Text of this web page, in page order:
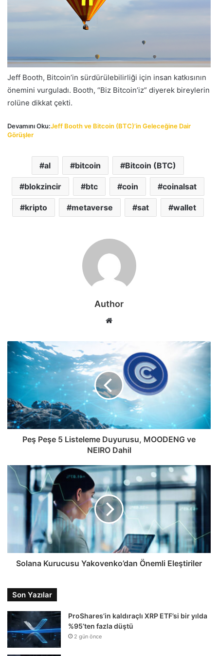
Jeff Booth, Bitcoin’in sürdürülebilirliği için insan katkısının
önemini vurguladı. Booth, “Biz Bitcoin’iz” diyerek bireylerin
rolüne dikkat çekti.
Devamını Oku:Jeff Booth ve Bitcoin (BTC)’in Geleceğine Dair
Görüşler
al bitcoin Bitcoin (BTC)
blokzincir btc coin coinalsat
kripto metaverse sat wallet
Author
Web
Peş Peşe 5 Listeleme Duyurusu, MOODENG ve
NEIRO Dahil
Solana Kurucusu Yakovenko’dan Önemli Eleştiriler
Son Yazılar
ProShares’in kaldıraçlı XRP ETF’si bir yılda
%95’ten fazla düştü
2 gün önce